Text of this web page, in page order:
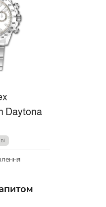
Daytona